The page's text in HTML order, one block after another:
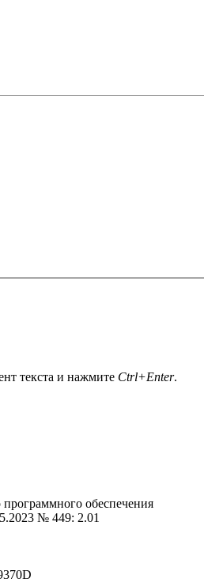
текста и нажмите Ctrl+Enter.
обеспечения
№ 449: 2.01